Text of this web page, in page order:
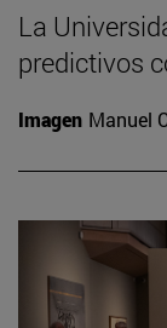
La
predictivos
Imagen Manuel